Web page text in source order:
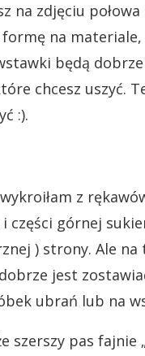
na zdjęciu
formę na
będą
chcesz uszyć.
:).
z
części górnej
) strony. Ale na
jest
ubrań lub na
szerszy pas